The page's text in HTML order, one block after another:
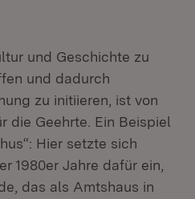
und Geschichte zu
und dadurch
zu initiieren, ist von
die Geehrte. Ein Beispiel
Hier setzte sich
1980er Jahre dafür ein,
das als Amtshaus in